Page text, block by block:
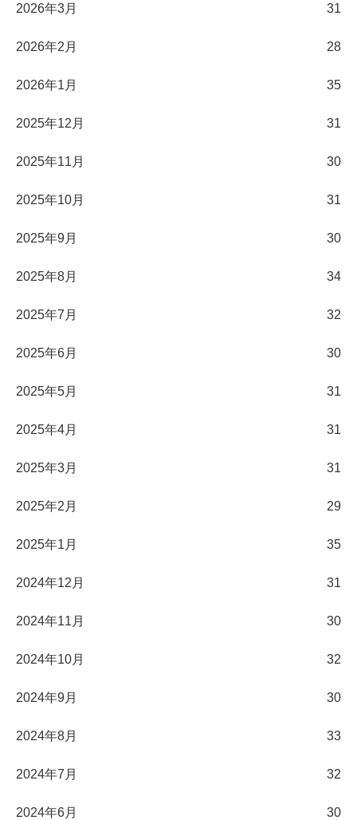
2026年3月 31
2026年2月 28
2026年1月 35
2025年12月 31
2025年11月 30
2025年10月 31
2025年9月 30
2025年8月 34
2025年7月 32
2025年6月 30
2025年5月 31
2025年4月 31
2025年3月 31
2025年2月 29
2025年1月 35
2024年12月 31
2024年11月 30
2024年10月 32
2024年9月 30
2024年8月 33
2024年7月 32
2024年6月 30